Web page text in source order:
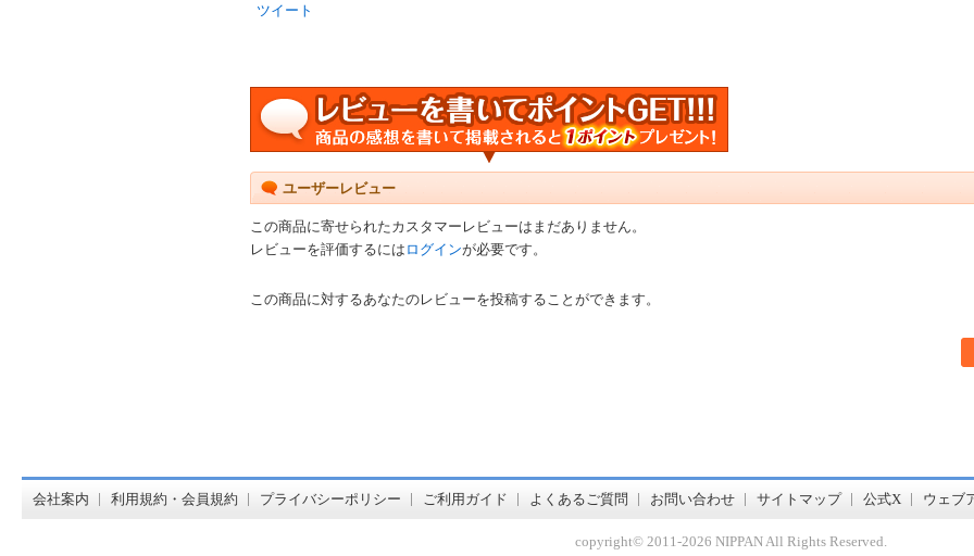
ツイート
ユーザーレビュー
この商品に寄せられたカスタマーレビューはまだありません。
レビューを評価するには ログインが必要です。
この商品に対するあなたのレビューを投稿することができます。
会社案内 利用規約・会員規約 プライバシーポリシー ご利用ガイド よくあるご質問 お問い合わせ サイトマップ 公式X ウェブ
copyright© 2011-2026 NIPPAN All Rights Reserved.